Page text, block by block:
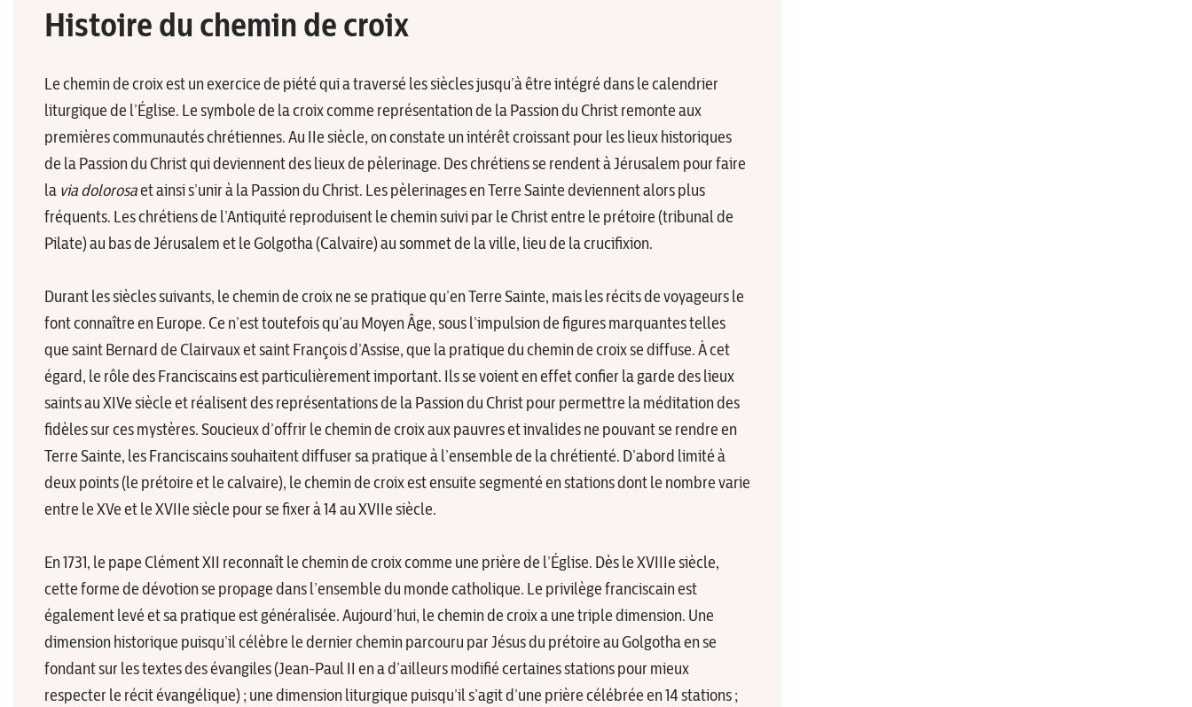
Histoire du chemin de croix
Le chemin de croix est un exercice de piété qui a traversé les siècles jusqu’à être intégré dans le calendrier
liturgique de l’Église. Le symbole de la croix comme représentation de la Passion du Christ remonte aux
premières communautés chrétiennes. Au IIe siècle, on constate un intérêt croissant pour les lieux historiques
de la Passion du Christ qui deviennent des lieux de pèlerinage. Des chrétiens se rendent à Jérusalem pour faire
la via dolorosaet ainsi s’unir à la Passion du Christ. Les pèlerinages en Terre Sainte deviennent alors plus
fréquents. Les chrétiens de l’Antiquité reproduisent le chemin suivi par le Christ entre le prétoire (tribunal de
Pilate) au bas de Jérusalem et le Golgotha (Calvaire) au sommet de la ville, lieu de la crucifixion.
Durant les siècles suivants, le chemin de croix ne se pratique qu’en Terre Sainte, mais les récits de voyageurs le
font connaître en Europe. Ce n’est toutefois qu’au Moyen Âge, sous l’impulsion de figures marquantes telles
que saint Bernard de Clairvaux et saint François d’Assise, que la pratique du chemin de croix se diffuse. À cet
égard, le rôle des Franciscains est particulièrement important. Ils se voient en effet confier la garde des lieux
saints au XIVe siècle et réalisent des représentations de la Passion du Christ pour permettre la méditation des
fidèles sur ces mystères. Soucieux d’offrir le chemin de croix aux pauvres et invalides ne pouvant se rendre en
Terre Sainte, les Franciscains souhaitent diffuser sa pratique à l’ensemble de la chrétienté. D’abord limité à
deux points (le prétoire et le calvaire), le chemin de croix est ensuite segmenté en stations dont le nombre varie
entre le XVe et le XVIIe siècle pour se fixer à 14 au XVIIe siècle.
En 1731, le pape Clément XII reconnaît le chemin de croix comme une prière de l’Église. Dès le XVIIIe siècle,
cette forme de dévotion se propage dans l’ensemble du monde catholique. Le privilège franciscain est
également levé et sa pratique est généralisée. Aujourd’hui, le chemin de croix a une triple dimension. Une
dimension historique puisqu’il célèbre le dernier chemin parcouru par Jésus du prétoire au Golgotha en se
fondant sur les textes des évangiles (Jean-Paul II en a d’ailleurs modifié certaines stations pour mieux
respecter le récit évangélique) ; une dimension liturgique puisqu’il s’agit d’une prière célébrée en 14 stations ;